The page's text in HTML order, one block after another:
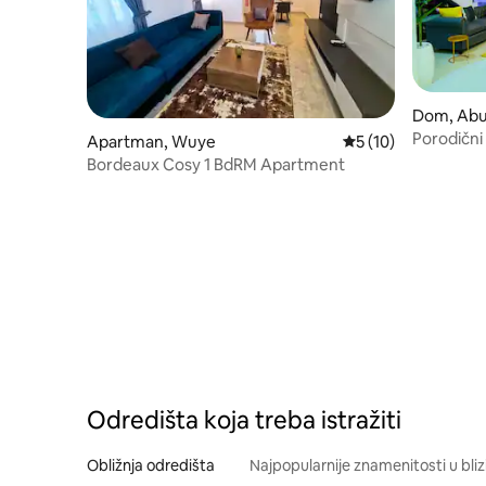
Apartman, Wuye Prosečna ocena 5
5 (10)
Bordeaux Cosy 1 BdRM Apartment
Dom,
Porodični
Odredišta koja treba istražiti
Obližnja odredišta Najpopularnije znamenitosti u